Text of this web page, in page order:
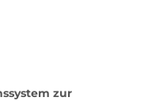
zur